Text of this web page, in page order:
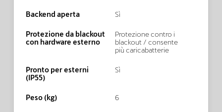
Backend aperta Sì
Protezione da blackout
con hardware esterno
Protezione contro i
blackout / consente
più caricabatterie
Pronto per esterni
(IP55)
Sì
Peso (kg) 6